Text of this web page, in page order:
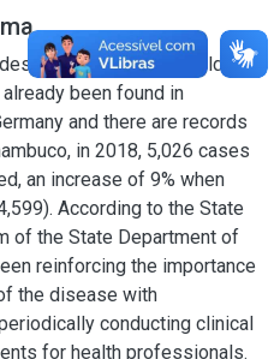
diseases in the world.
been found in
and there are records
in 2018, 5,026 cases
an increase of 9% when
According to the State
of the State Department of
reinforcing the importance
the disease with
conducting clinical
for health professionals.